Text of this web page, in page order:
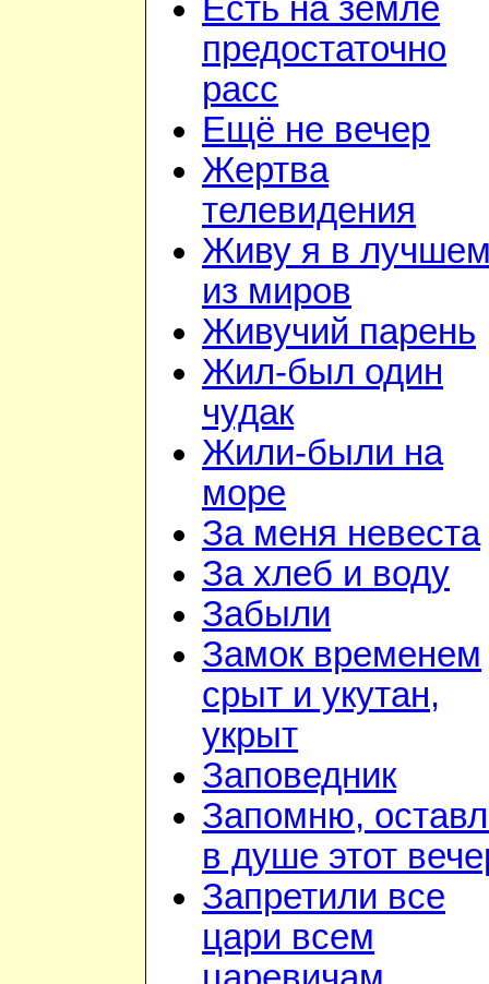
Есть на земле
предостаточно
расс
Ещё не вечер
Жертва
телевидения
Живу я в
из миров
Живучий парень
Жил-был один
чудак
Жили-были на
море
За меня невеста
За хлеб и воду
Забыли
Замок временем
срыт и укутан,
укрыт
Заповедник
Запомню,
в душе этот
Запретили все
цари всем